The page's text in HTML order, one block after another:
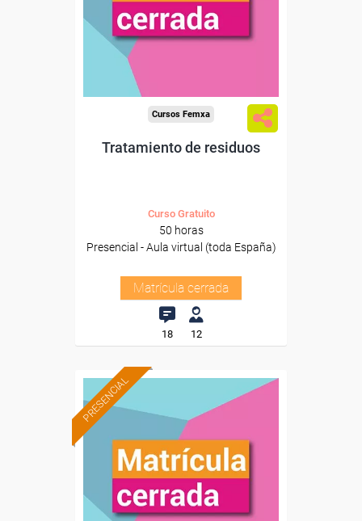
Cursos Femxa
Tratamiento de residuos
Curso Gratuito
50 horas
Presencial - Aula virtual (toda España)
Matrícula cerrada
18 12
PRESENCIAL